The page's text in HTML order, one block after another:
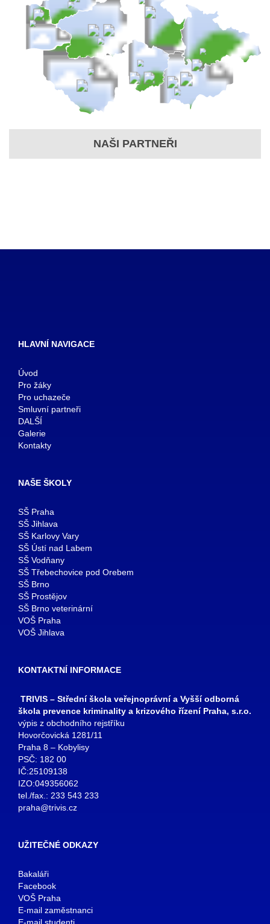
NAŠI PARTNEŘI
HLAVNÍ NAVIGACE
Úvod
Pro žáky
Pro uchazeče
Smluvní partneři
DALŠÍ
Galerie
Kontakty
NAŠE ŠKOLY
SŠ Praha
SŠ Jihlava
SŠ Karlovy Vary
SŠ Ústí nad Labem
SŠ Vodňany
SŠ Třebechovice pod Orebem
SŠ Brno
SŠ Prostějov
SŠ Brno veterinární
VOŠ Praha
VOŠ Jihlava
KONTAKTNÍ INFORMACE
TRIVIS – Střední škola veřejnoprávní a Vyšší odborná
škola prevence kriminality a krizového řízení Praha, s.r.o.
výpis z obchodního rejstříku
Hovorčovická 1281/11
Praha 8 – Kobylisy
PSČ: 182 00
IČ:25109138
IZO:049356062
tel./fax.: 233 543 233
praha@trivis.cz
UŽITEČNÉ ODKAZY
Bakaláři
Facebook
VOŠ Praha
E-mail zaměstnanci
E-mail studenti